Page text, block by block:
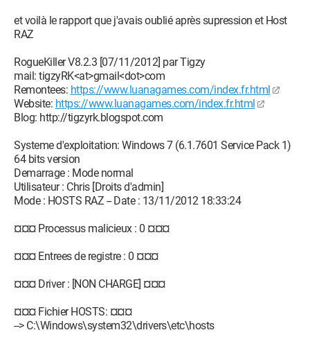
et voilà le rapport que j'avais oublié après supression et Host
RAZ
RogueKiller V8.2.3 [07/11/2012] par Tigzy
mail: tigzyRK<at>gmail<dot>com
Remontees: https://www.luanagames.com/index.fr.html
Website: https://www.luanagames.com/index.fr.html
Blog: http://tigzyrk.blogspot.com
Systeme d'exploitation: Windows 7 (6.1.7601 Service Pack 1)
64 bits version
Demarrage : Mode normal
Utilisateur : Chris [Droits d'admin]
Mode : HOSTS RAZ -- Date : 13/11/2012 18:33:24
¤¤¤ Processus malicieux : 0 ¤¤¤
¤¤¤ Entrees de registre : 0 ¤¤¤
¤¤¤ Driver : [NON CHARGE] ¤¤¤
¤¤¤ Fichier HOSTS: ¤¤¤
--> C:\Windows\system32\drivers\etc\hosts